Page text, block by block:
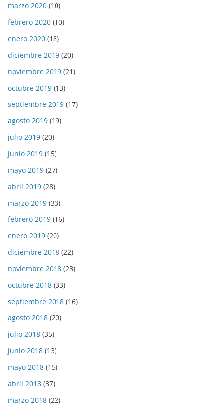
marzo 2020 (10)
febrero 2020 (10)
enero 2020 (18)
diciembre 2019 (20)
noviembre 2019 (21)
octubre 2019 (13)
septiembre 2019 (17)
agosto 2019 (19)
julio 2019 (20)
junio 2019 (15)
mayo 2019 (27)
abril 2019 (28)
marzo 2019 (33)
febrero 2019 (16)
enero 2019 (20)
diciembre 2018 (22)
noviembre 2018 (23)
octubre 2018 (33)
septiembre 2018 (16)
agosto 2018 (20)
julio 2018 (35)
junio 2018 (13)
mayo 2018 (15)
abril 2018 (37)
marzo 2018 (22)